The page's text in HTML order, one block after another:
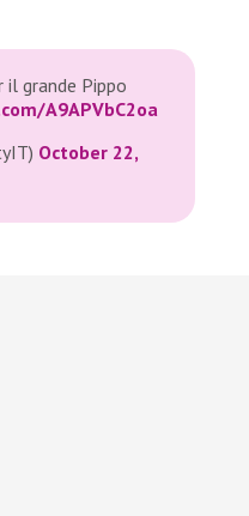
grande Pippo
A9APVbC2oa
October 22,